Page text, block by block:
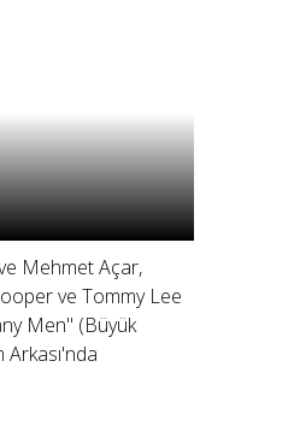
Mehmet Açar,
ve Tommy Lee
Men" (Büyük
Arkası'nda